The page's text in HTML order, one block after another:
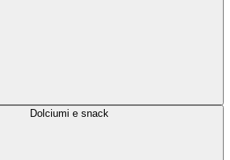
Dolciumi e snack